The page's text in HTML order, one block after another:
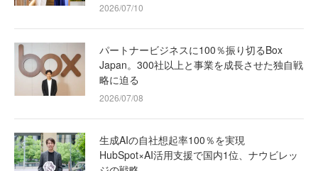
2026/07/10
パートナービジネスに100％振り切るBox
Japan。300社以上と事業を成長させた独自戦
略に迫る
2026/07/08
生成AIの自社想起率100％を実現
HubSpot×AI活用支援で国内1位、ナウビレッ